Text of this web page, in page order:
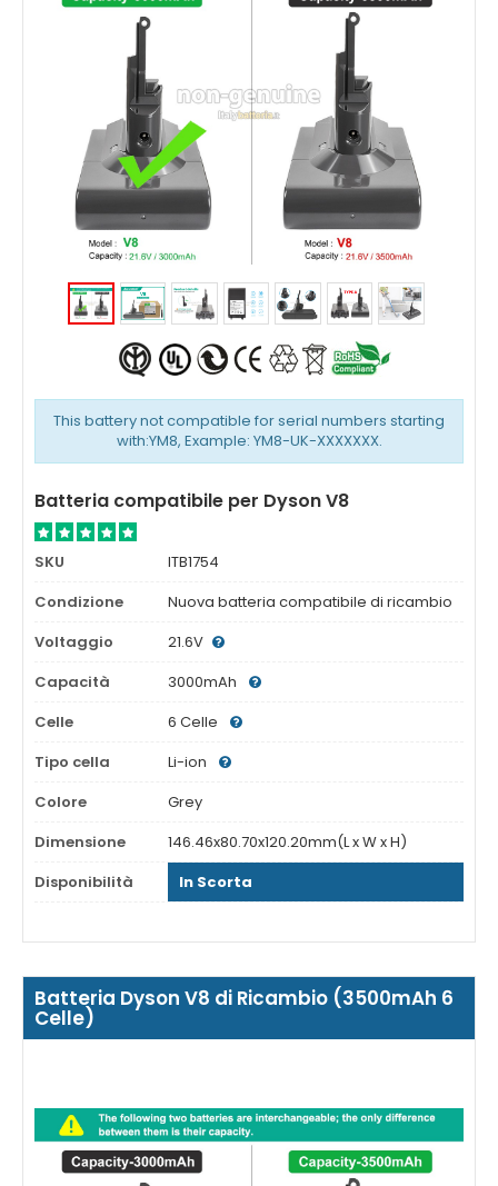
This battery not compatible for serial numbers starting
with:YM8, Example: YM8-UK-XXXXXXX.
Batteria compatibile per Dyson V8
SKU
ITB1754
Condizione
Nuova batteria compatibile di ricambio
Voltaggio
21.6V
Capacità
3000mAh
Celle
6 Celle
Tipo cella
Li-ion
Colore
Grey
Dimensione
146.46x80.70x120.20mm(L x W x H)
Disponibilità
In Scorta
Batteria Dyson V8 di Ricambio (3500mAh 6
Celle)